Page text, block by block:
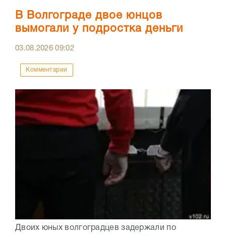
В Волгограде двое юнцов
вымогали у подростка деньги
03.08.202609:02
Комментарии
Двоих юных волгоградцев задержали по